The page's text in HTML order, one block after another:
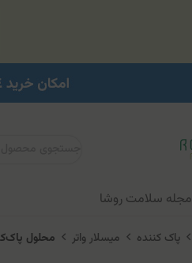
مجله سلامت روشا
پاک کننده میسلار واتر محلول